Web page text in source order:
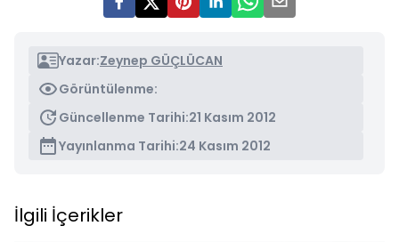
Yazar:Zeynep GÜÇLÜCAN
Görüntülenme:
Güncellenme Tarihi:21 Kasım 2012
Yayınlanma Tarihi:24 Kasım 2012
İlgili İçerikler